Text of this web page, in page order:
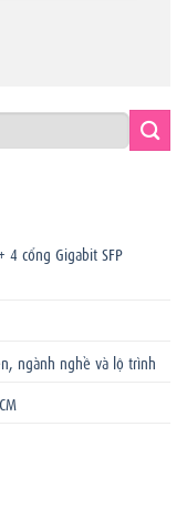
4 cổng Gigabit SFP
ngành nghề và lộ trình